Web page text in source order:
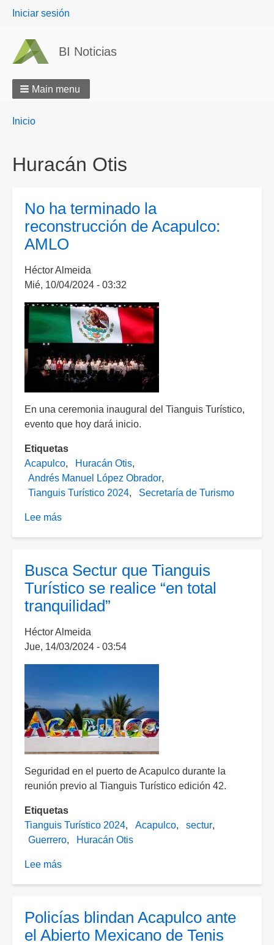
User
Iniciar sesión
BI Noticias
Main menu
Breadcrumbs
You
Inicio
Huracán Otis
No ha terminado la
reconstrucción de Acapulco:
AMLO
Héctor Almeida
Mié, 10/04/2024 - 03:32
En una ceremonia inaugural del Tianguis Turístico,
evento que hoy dará inicio.
Etiquetas
Acapulco
Huracán Otis
Andrés Manuel López Obrador
Tianguis Turístico 2024
Secretaría de Turismo
Lee más
la
reconstrucción
de
AMLO
Busca Sectur que Tianguis
Turístico se realice “en total
tranquilidad”
Héctor Almeida
Jue, 14/03/2024 - 03:54
Seguridad en el puerto de Acapulco durante la
reunión previo al Tianguis Turístico edición 42.
Etiquetas
Tianguis Turístico 2024
Acapulco
sectur
Guerrero
Huracán Otis
Lee más
que
Tianguis
Turístico
Policías blindan Acapulco ante
el Abierto Mexicano de Tenis